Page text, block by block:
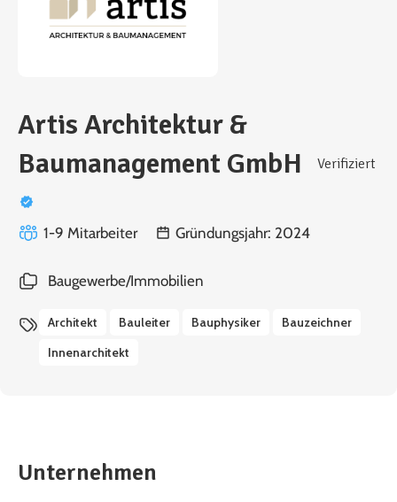
Artis Architektur &
Baumanagement GmbH
Verifiziert
1-9 Mitarbeiter Gründungsjahr: 2024
Baugewerbe/Immobilien
Architekt Bauleiter Bauphysiker Bauzeichner
Innenarchitekt
Unternehmen